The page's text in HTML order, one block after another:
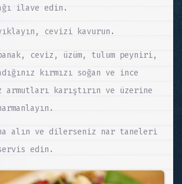
ilave edin.
cevizi kavurun.
ceviz, üzüm, tulum peyniri,
kırmızı soğan ve ince
karıştırın ve üzerine
alın ve dilerseniz nar taneleri
edin.